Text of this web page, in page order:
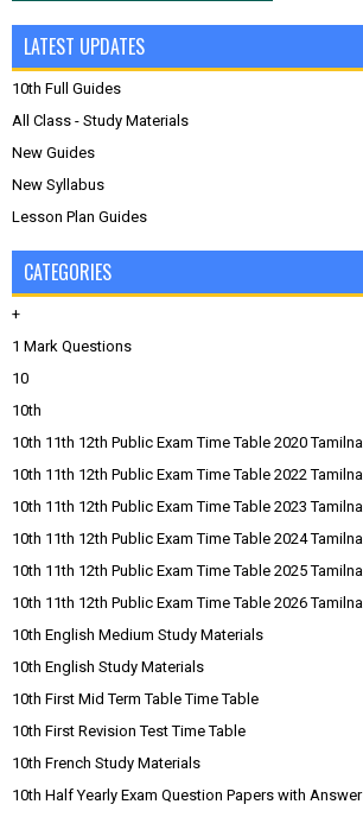
LATEST UPDATES
10th Full Guides
All Class - Study Materials
New Guides
New Syllabus
Lesson Plan Guides
CATEGORIES
+
1 Mark Questions
10
10th
10th 11th 12th Public Exam Time Table 2020
10th 11th 12th Public Exam Time Table 2022
10th 11th 12th Public Exam Time Table 2023
10th 11th 12th Public Exam Time Table 2024
10th 11th 12th Public Exam Time Table 2025
10th 11th 12th Public Exam Time Table 2026
10th English Medium Study Materials
10th English Study Materials
10th First Mid Term Table Time Table
10th First Revision Test Time Table
10th French Study Materials
10th Half Yearly Exam Question Papers with